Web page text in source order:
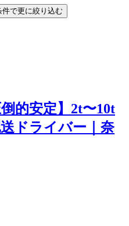
件で更に絞り込む
的安定】2t〜10t
ドライバー｜奈